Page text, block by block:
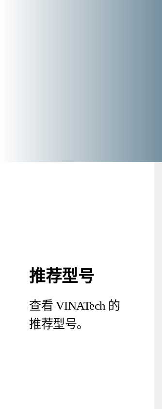
推荐型号
查看 VINATech 的
推荐型号。